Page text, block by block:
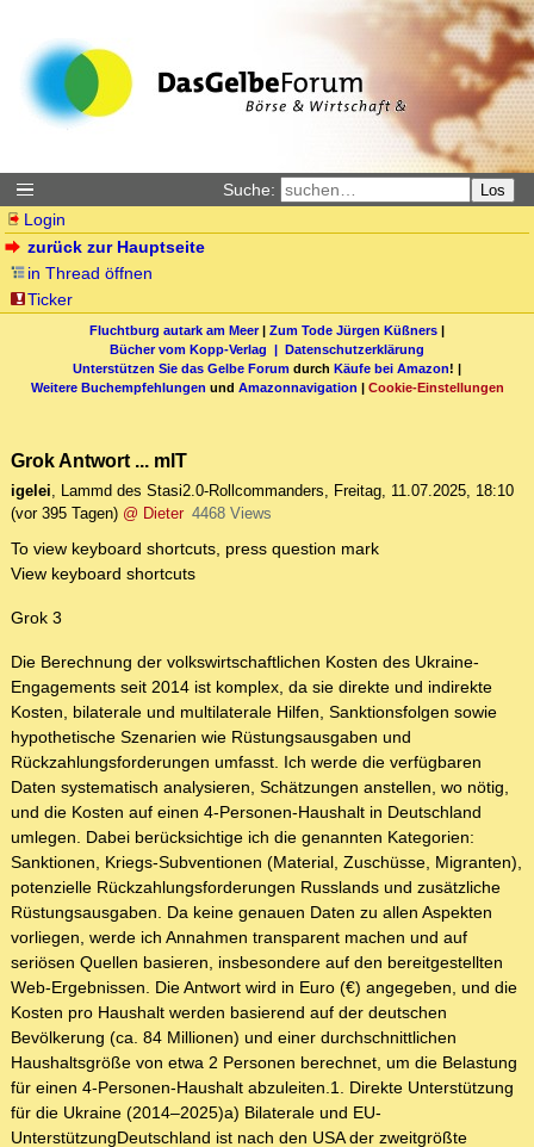
Suche: Los
Login
zurück zur Hauptseite
in Thread öffnen
Ticker
Fluchtburg autark am Meer| Zum Tode Jürgen Küßners |
Bücher vom Kopp-Verlag | Datenschutzerklärung
Unterstützen Sie das Gelbe Forum durch Käufe bei Amazon! |
Weitere Buchempfehlungen und Amazonnavigation | Cookie-Einstellungen
Grok Antwort ... mlT
igelei, Lammd des Stasi2.0-Rollcommanders, Freitag, 11.07.2025, 18:10
(vor 395 Tagen) @ Dieter 4468 Views
To view keyboard shortcuts, press question mark
View keyboard shortcuts
Grok 3
Die Berechnung der volkswirtschaftlichen Kosten des Ukraine-
Engagements seit 2014 ist komplex, da sie direkte und indirekte
Kosten, bilaterale und multilaterale Hilfen, Sanktionsfolgen sowie
hypothetische Szenarien wie Rüstungsausgaben und
Rückzahlungsforderungen umfasst. Ich werde die verfügbaren
Daten systematisch analysieren, Schätzungen anstellen, wo nötig,
und die Kosten auf einen 4-Personen-Haushalt in Deutschland
umlegen. Dabei berücksichtige ich die genannten Kategorien:
Sanktionen, Kriegs-Subventionen (Material, Zuschüsse, Migranten),
potenzielle Rückzahlungsforderungen Russlands und zusätzliche
Rüstungsausgaben. Da keine genauen Daten zu allen Aspekten
vorliegen, werde ich Annahmen transparent machen und auf
seriösen Quellen basieren, insbesondere auf den bereitgestellten
Web-Ergebnissen. Die Antwort wird in Euro (€) angegeben, und die
Kosten pro Haushalt werden basierend auf der deutschen
Bevölkerung (ca. 84 Millionen) und einer durchschnittlichen
Haushaltsgröße von etwa 2 Personen berechnet, um die Belastung
für einen 4-Personen-Haushalt abzuleiten.1. Direkte Unterstützung
für die Ukraine (2014–2025)a) Bilaterale und EU-
UnterstützungDeutschland ist nach den USA der zweitgrößte